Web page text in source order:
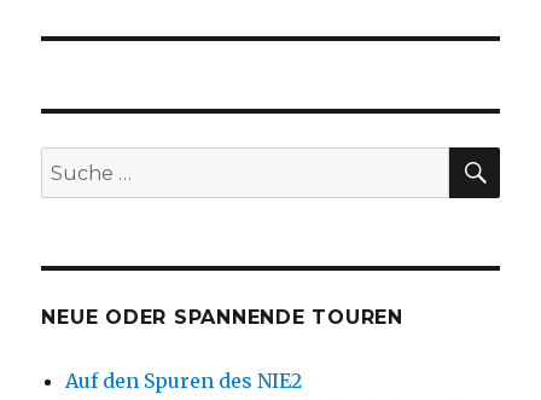
Suche
nach:
NEUE ODER SPANNENDE TOUREN
Auf den Spuren des NIE2